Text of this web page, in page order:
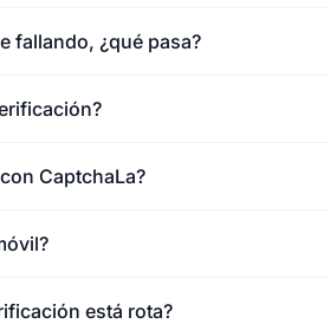
fallando, ¿qué pasa?
CaptchaLa?
está rota?